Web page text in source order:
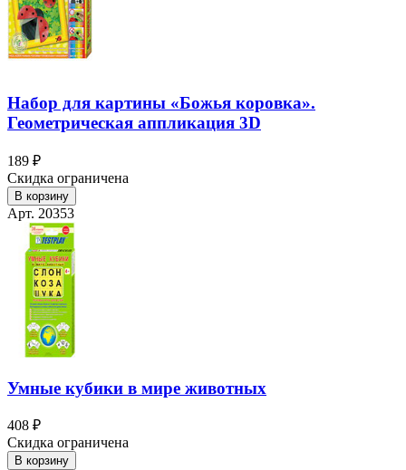
Набор для картины «Божья коровка».
Геометрическая аппликация 3D
189 ₽
Скидка ограничена
В корзину
Арт. 20353
Умные кубики в мире животных
408 ₽
Скидка ограничена
В корзину